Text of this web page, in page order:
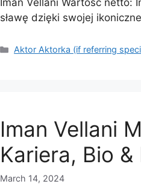
Iman Vellani Wartość netto:
sławę dzięki swojej
Categories
Aktor Aktorka (if referring
Iman Vellani
Kariera, Bio &
March 14, 2024